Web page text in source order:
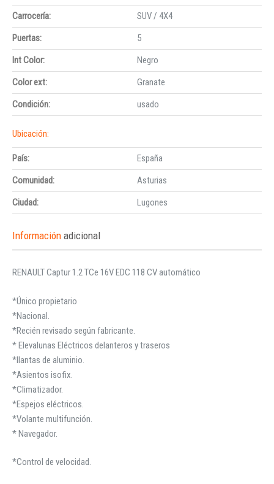
Carrocería:
SUV / 4X4
Puertas:
5
Int Color:
Negro
Color ext:
Granate
Condición:
usado
Ubicación:
País:
España
Comunidad:
Asturias
Ciudad:
Lugones
Información adicional
RENAULT Captur 1.2 TCe 16V EDC 118 CV automático
*Único propietario
*Nacional.
*Recién revisado según fabricante.
* Elevalunas Eléctricos delanteros y traseros
*llantas de aluminio.
*Asientos isofix.
*Climatizador.
*Espejos eléctricos.
*Volante multifunción.
* Navegador.
*Control de velocidad.